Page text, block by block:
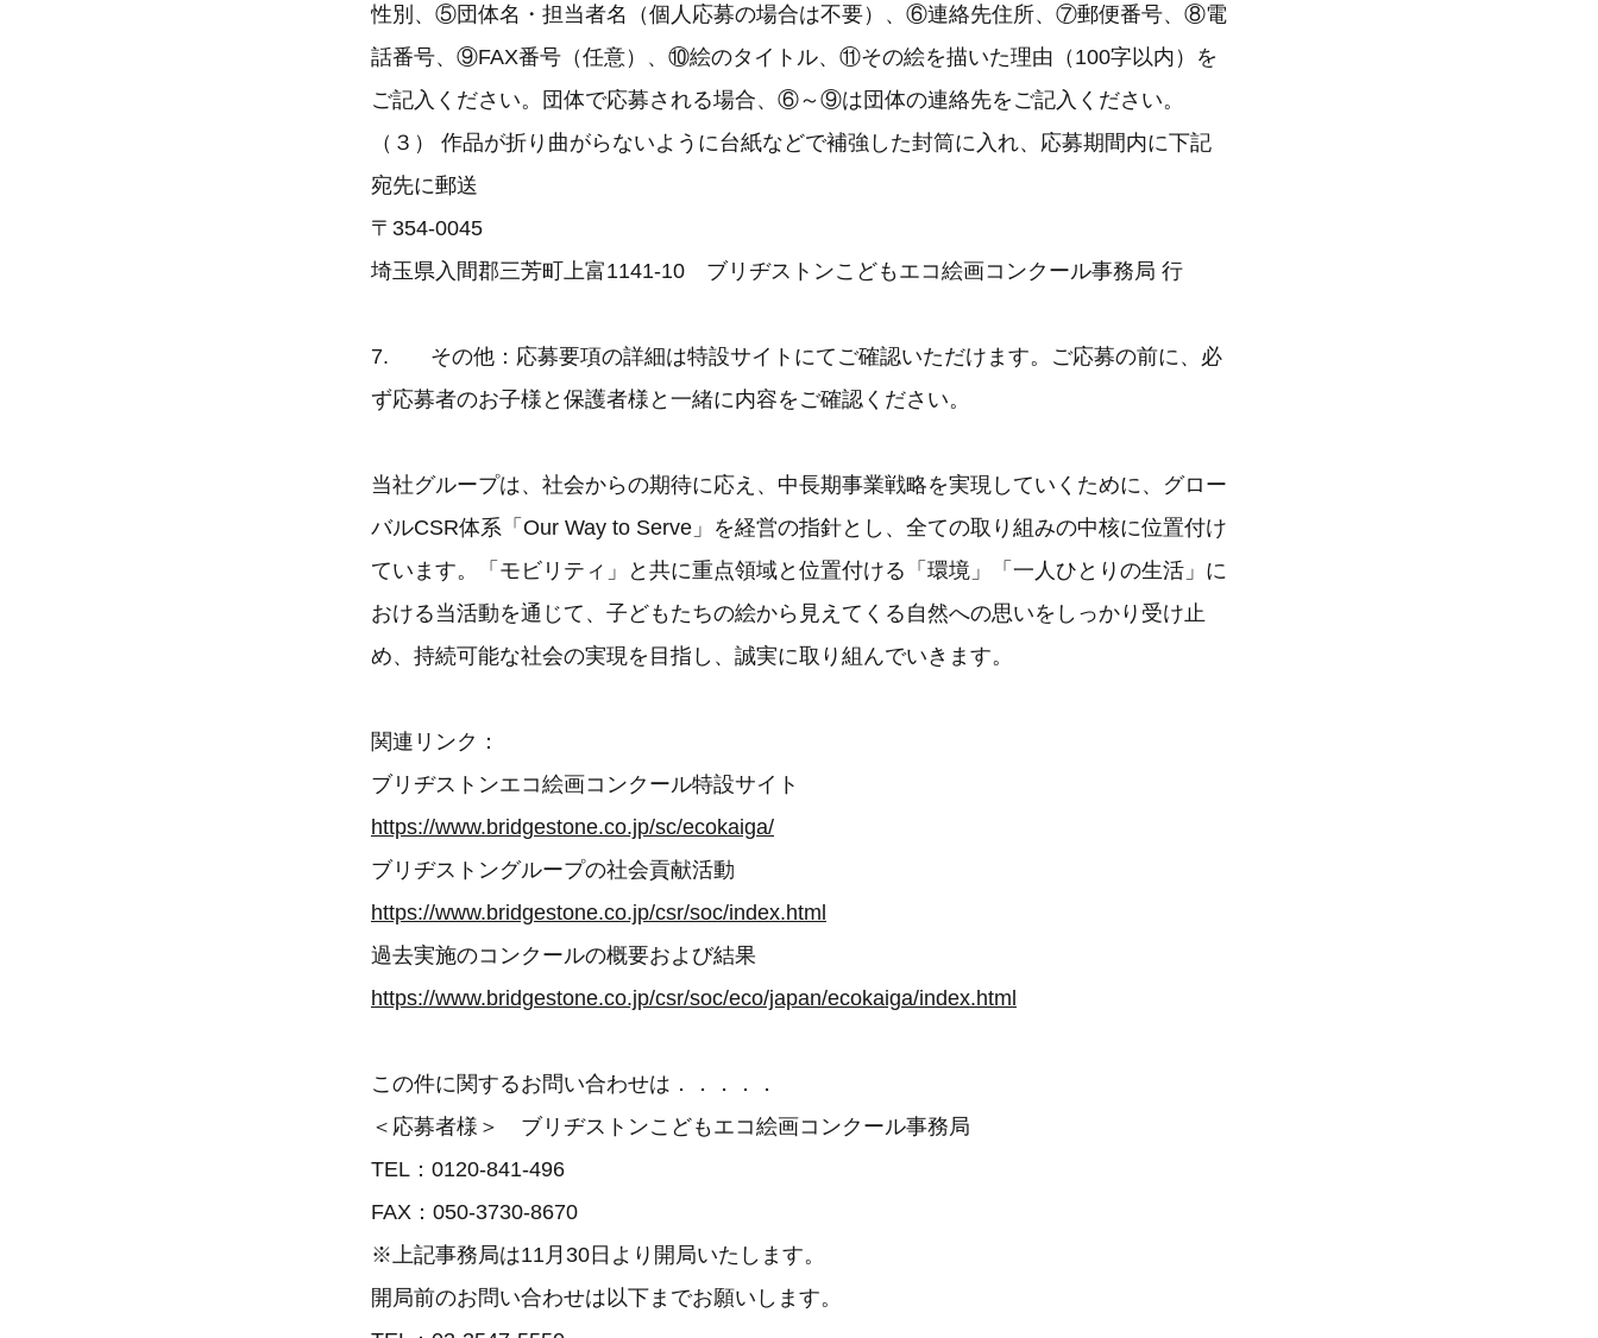
性別、⑤団体名・担当者名（個人応募の場合は不要）、⑥連絡先住所、⑦郵便番号、⑧電
話番号、⑨FAX番号（任意）、⑩絵のタイトル、⑪その絵を描いた理由（100字以内）を
ご記入ください。団体で応募される場合、⑥～⑨は団体の連絡先をご記入ください。
（３） 作品が折り曲がらないように台紙などで補強した封筒に入れ、応募期間内に下記
宛先に郵送
〒354-0045
埼玉県入間郡三芳町上富1141-10 ブリヂストンこどもエコ絵画コンクール事務局 行
7. その他：応募要項の詳細は特設サイトにてご確認いただけます。ご応募の前に、必
ず応募者のお子様と保護者様と一緒に内容をご確認ください。
当社グループは、社会からの期待に応え、中長期事業戦略を実現していくために、グロー
バルCSR体系「Our Way to Serve」を経営の指針とし、全ての取り組みの中核に位置付け
ています。「モビリティ」と共に重点領域と位置付ける「環境」「一人ひとりの生活」に
おける当活動を通じて、子どもたちの絵から見えてくる自然への思いをしっかり受け止
め、持続可能な社会の実現を目指し、誠実に取り組んでいきます。
関連リンク：
ブリヂストンエコ絵画コンクール特設サイト
https://www.bridgestone.co.jp/sc/ecokaiga/
ブリヂストングループの社会貢献活動
https://www.bridgestone.co.jp/csr/soc/index.html
過去実施のコンクールの概要および結果
https://www.bridgestone.co.jp/csr/soc/eco/japan/ecokaiga/index.html
この件に関するお問い合わせは．．．．．
＜応募者様＞ ブリヂストンこどもエコ絵画コンクール事務局
TEL：0120-841-496
FAX：050-3730-8670
※上記事務局は11月30日より開局いたします。
開局前のお問い合わせは以下までお願いします。